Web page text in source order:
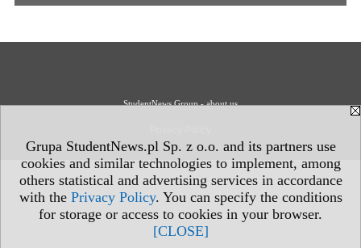
Grupa StudentNews.pl Sp. z o.o. and its partners use
cookies and similar technologies to implement, among
others statistical and advertising services in accordance
with the Privacy Policy. You can specify the conditions
for storage or access to cookies in your browser.
[CLOSE]
StudentNews Group - about us